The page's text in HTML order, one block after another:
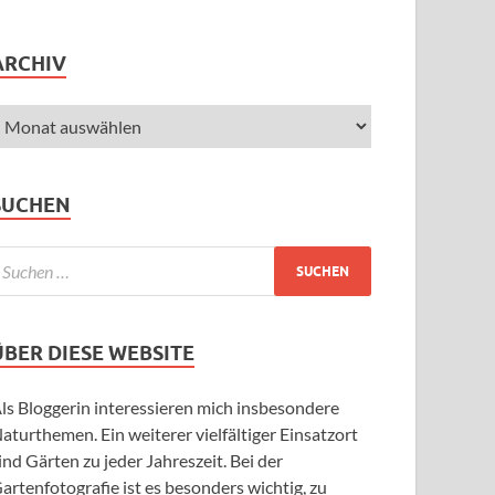
DIESE WEBSITE
Bloggerin interessieren mich insbesondere
Ein weiterer vielfältiger Einsatzort
Gärten zu jeder Jahreszeit. Bei der
ist es besonders wichtig, zu